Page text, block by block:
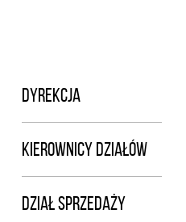
DYREKCJA
KIEROWNICY DZIAŁÓW
DZIAŁ SPRZEDAŻY